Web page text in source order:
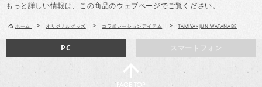
もっと詳しい情報は、この商品のウェブページでご覧ください。
ホーム > オリジナルグッズ > コラボレーションアイテム > TAMIYA×JUN WATANABE
スマートフォン
PC